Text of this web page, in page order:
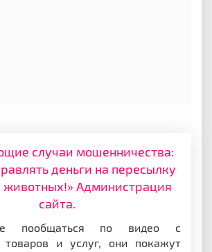
случаи мошенничества:
деньги на пересылку
животных!» Администрация
сайта.
пообщаться по видео с
товаров и услуг, они покажут